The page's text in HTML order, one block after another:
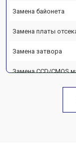
Замена байонета
Замена платы
Замена затвора
Замена CCD/CMOS